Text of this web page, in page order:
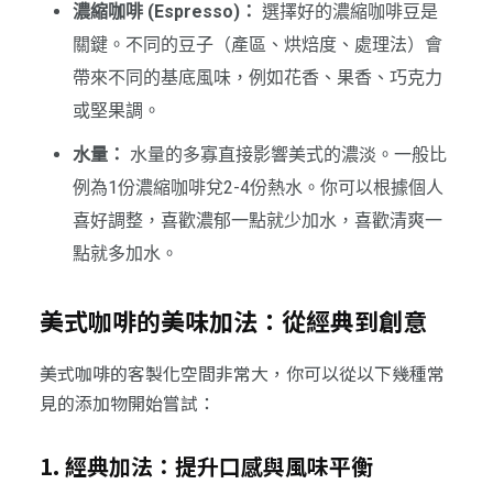
濃縮咖啡 (Espresso)： 選擇好的濃縮咖啡豆是
關鍵。不同的豆子（產區、烘焙度、處理法）會
帶來不同的基底風味，例如花香、果香、巧克力
或堅果調。
水量： 水量的多寡直接影響美式的濃淡。一般比
例為1份濃縮咖啡兌2-4份熱水。你可以根據個人
喜好調整，喜歡濃郁一點就少加水，喜歡清爽一
點就多加水。
美式咖啡的美味加法：從經典到創意
美式咖啡的客製化空間非常大，你可以從以下幾種常
見的添加物開始嘗試：
1. 經典加法：提升口感與風味平衡